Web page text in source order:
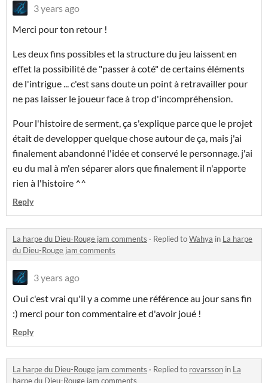
3 years ago
Merci pour ton retour !
Les deux fins possibles et la structure du jeu laissent en
effet la possibilité de "passer à coté" de certains éléments
de l'intrigue ... c'est sans doute un point à retravailler pour
ne pas laisser le joueur face à trop d'incompréhension.
Pour l'histoire de serment, ça s'explique parce que le projet
était de developper quelque chose autour de ça, mais j'ai
finalement abandonné l'idée et conservé le personnage. j'ai
eu du mal à m'en séparer alors que finalement il n'apporte
rien à l'histoire ^^
Reply
La harpe du Dieu-Rouge jam comments · Replied toWahya in La harpe
du Dieu-Rouge jam comments
3 years ago
Oui c'est vrai qu'il y a comme une référence au jour sans fin
:) merci pour ton commentaire et d'avoir joué !
Reply
La harpe du Dieu-Rouge jam comments · Replied to rovarsson in La
harpe du Dieu-Rouge jam comments